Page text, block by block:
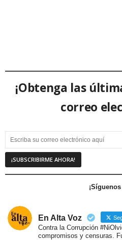
¡Obtenga las
correo
En Alta Voz
Contra la Corrupción
compromisos y censuras.